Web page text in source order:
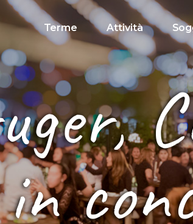
Terme Attività